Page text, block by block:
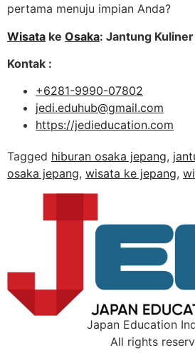
pertama menuju impian Anda?
Wisata ke Osaka: Jantung
Kontak :
+6281-9990-07802
jedi.eduhub@gmail.com
https://jedieducation.com
Tagged hiburan osaka jepang,
osaka jepang, wisata ke jepang,
Japan Education
All rights